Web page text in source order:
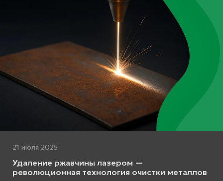
21 июля 2025
Удаление ржавчины лазером —
революционная технология очистки металлов